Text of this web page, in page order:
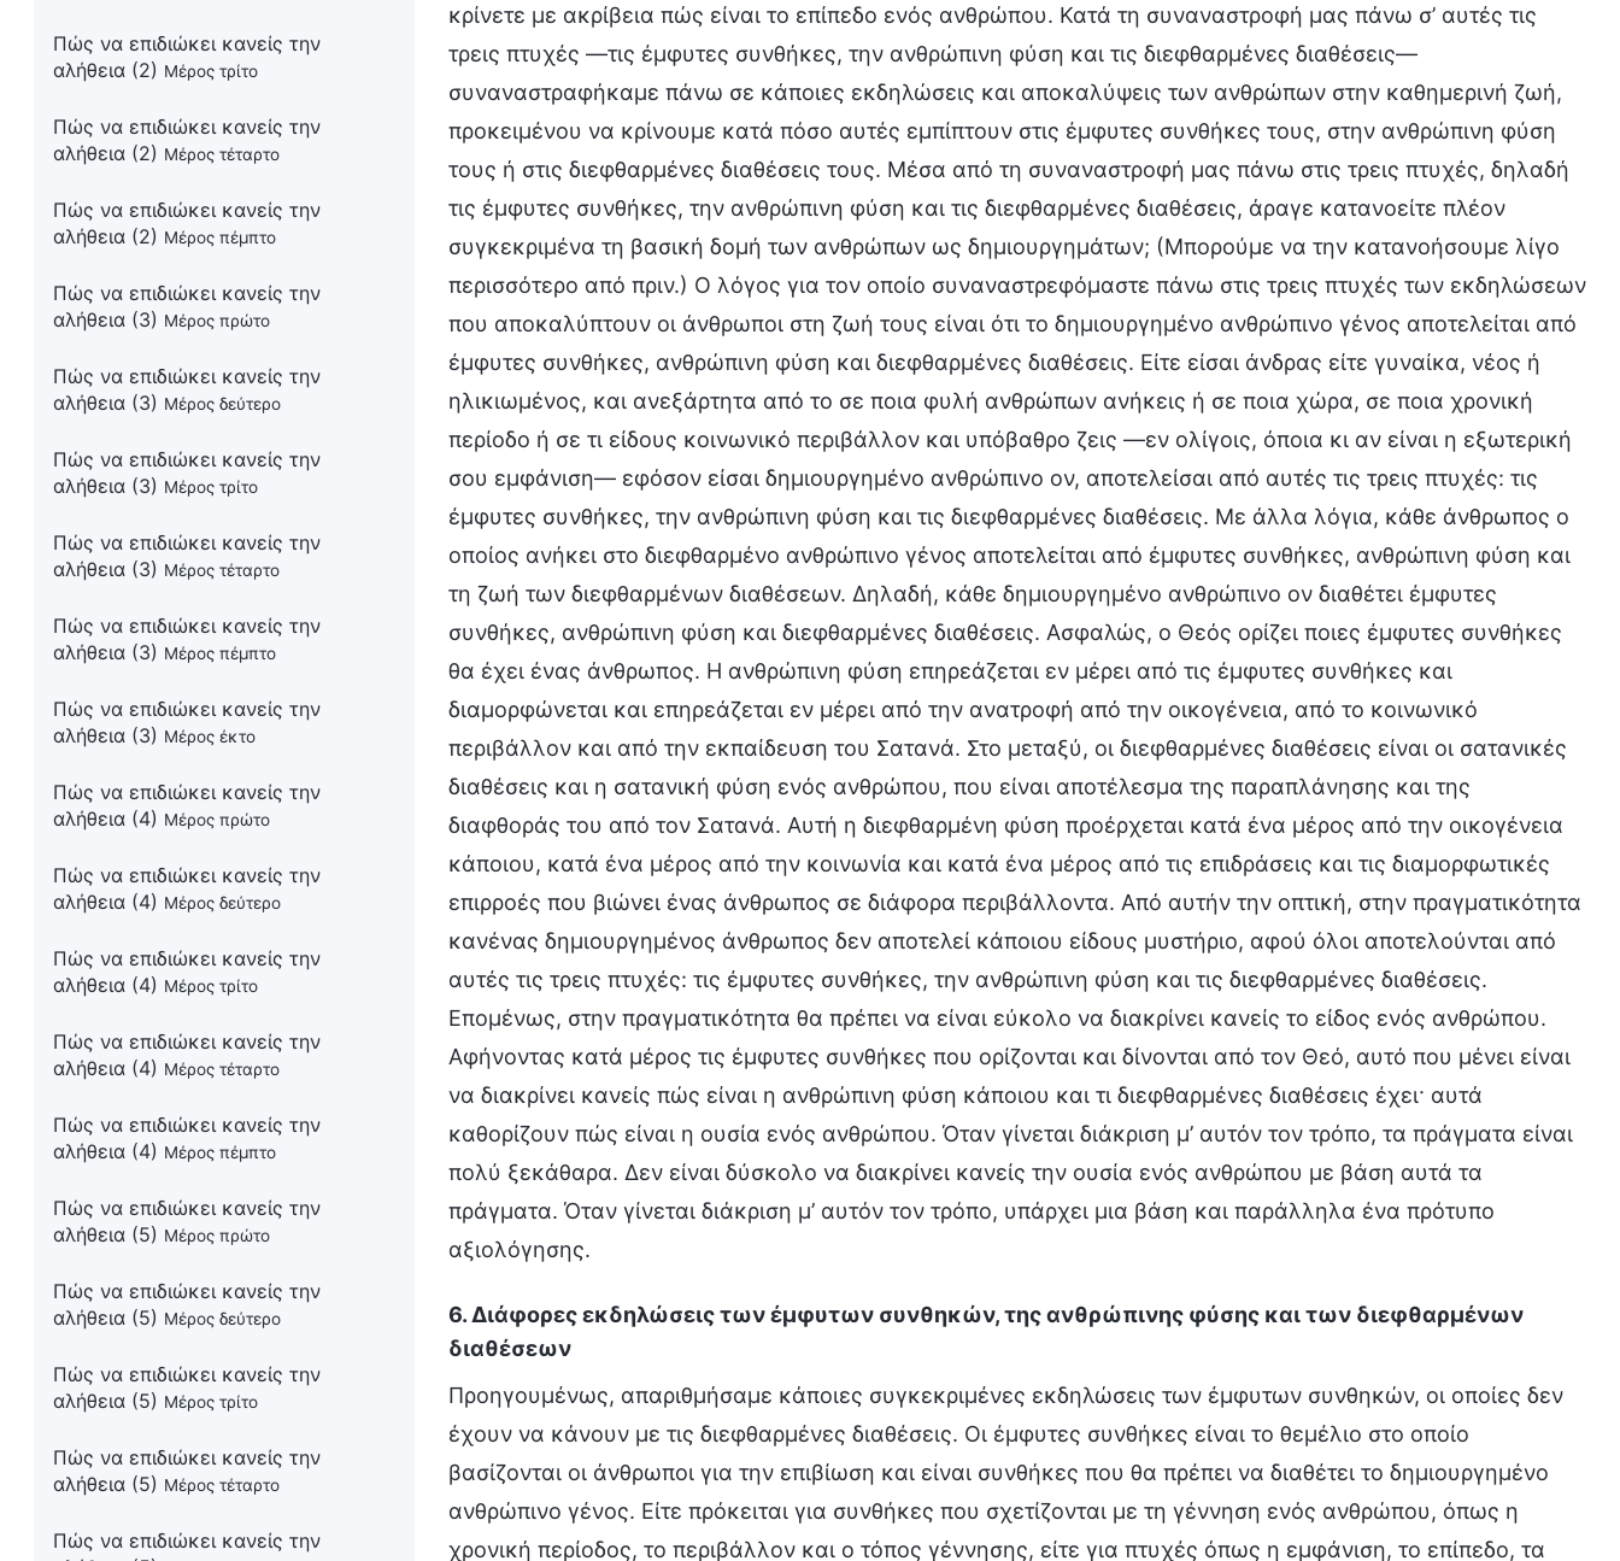
Πώς να επιδιώκει κανείς την
αλήθεια (2) Μέρος τρίτο
Πώς να επιδιώκει κανείς την
αλήθεια (2) Μέρος τέταρτο
Πώς να επιδιώκει κανείς την
αλήθεια (2) Μέρος πέμπτο
Πώς να επιδιώκει κανείς την
αλήθεια (3) Μέρος πρώτο
Πώς να επιδιώκει κανείς την
αλήθεια (3) Μέρος δεύτερο
Πώς να επιδιώκει κανείς την
αλήθεια (3) Μέρος τρίτο
Πώς να επιδιώκει κανείς την
αλήθεια (3) Μέρος τέταρτο
Πώς να επιδιώκει κανείς την
αλήθεια (3) Μέρος πέμπτο
Πώς να επιδιώκει κανείς την
αλήθεια (3) Μέρος έκτο
Πώς να επιδιώκει κανείς την
αλήθεια (4) Μέρος πρώτο
Πώς να επιδιώκει κανείς την
αλήθεια (4) Μέρος δεύτερο
Πώς να επιδιώκει κανείς την
αλήθεια (4) Μέρος τρίτο
Πώς να επιδιώκει κανείς την
αλήθεια (4) Μέρος τέταρτο
Πώς να επιδιώκει κανείς την
αλήθεια (4) Μέρος πέμπτο
Πώς να επιδιώκει κανείς την
αλήθεια (5) Μέρος πρώτο
Πώς να επιδιώκει κανείς την
αλήθεια (5) Μέρος δεύτερο
Πώς να επιδιώκει κανείς την
αλήθεια (5) Μέρος τρίτο
Πώς να επιδιώκει κανείς την
αλήθεια (5) Μέρος τέταρτο
Πώς να επιδιώκει κανείς την
κρίνετε με ακρίβεια πώς είναι το επίπεδο ενός ανθρώπου. Κατά τη συναναστροφή μας πάνω σ’ αυτές τις
τρεις πτυχές —τις έμφυτες συνθήκες, την ανθρώπινη φύση και τις διεφθαρμένες διαθέσεις—
συναναστραφήκαμε πάνω σε κάποιες εκδηλώσεις και αποκαλύψεις των ανθρώπων στην καθημερινή ζωή,
προκειμένου να κρίνουμε κατά πόσο αυτές εμπίπτουν στις έμφυτες συνθήκες τους, στην ανθρώπινη φύση
τους ή στις διεφθαρμένες διαθέσεις τους. Μέσα από τη συναναστροφή μας πάνω στις τρεις πτυχές, δηλαδή
τις έμφυτες συνθήκες, την ανθρώπινη φύση και τις διεφθαρμένες διαθέσεις, άραγε κατανοείτε πλέον
συγκεκριμένα τη βασική δομή των ανθρώπων ως δημιουργημάτων; (Μπορούμε να την κατανοήσουμε λίγο
περισσότερο από πριν.) Ο λόγος για τον οποίο συναναστρεφόμαστε πάνω στις τρεις πτυχές των εκδηλώσεων
που αποκαλύπτουν οι άνθρωποι στη ζωή τους είναι ότι το δημιουργημένο ανθρώπινο γένος αποτελείται από
έμφυτες συνθήκες, ανθρώπινη φύση και διεφθαρμένες διαθέσεις. Είτε είσαι άνδρας είτε γυναίκα, νέος ή
ηλικιωμένος, και ανεξάρτητα από το σε ποια φυλή ανθρώπων ανήκεις ή σε ποια χώρα, σε ποια χρονική
περίοδο ή σε τι είδους κοινωνικό περιβάλλον και υπόβαθρο ζεις —εν ολίγοις, όποια κι αν είναι η εξωτερική
σου εμφάνιση— εφόσον είσαι δημιουργημένο ανθρώπινο ον, αποτελείσαι από αυτές τις τρεις πτυχές: τις
έμφυτες συνθήκες, την ανθρώπινη φύση και τις διεφθαρμένες διαθέσεις. Με άλλα λόγια, κάθε άνθρωπος ο
οποίος ανήκει στο διεφθαρμένο ανθρώπινο γένος αποτελείται από έμφυτες συνθήκες, ανθρώπινη φύση και
τη ζωή των διεφθαρμένων διαθέσεων. Δηλαδή, κάθε δημιουργημένο ανθρώπινο ον διαθέτει έμφυτες
συνθήκες, ανθρώπινη φύση και διεφθαρμένες διαθέσεις. Ασφαλώς, ο Θεός ορίζει ποιες έμφυτες συνθήκες
θα έχει ένας άνθρωπος. Η ανθρώπινη φύση επηρεάζεται εν μέρει από τις έμφυτες συνθήκες και
διαμορφώνεται και επηρεάζεται εν μέρει από την ανατροφή από την οικογένεια, από το κοινωνικό
περιβάλλον και από την εκπαίδευση του Σατανά. Στο μεταξύ, οι διεφθαρμένες διαθέσεις είναι οι σατανικές
διαθέσεις και η σατανική φύση ενός ανθρώπου, που είναι αποτέλεσμα της παραπλάνησης και της
διαφθοράς του από τον Σατανά. Αυτή η διεφθαρμένη φύση προέρχεται κατά ένα μέρος από την οικογένεια
κάποιου, κατά ένα μέρος από την κοινωνία και κατά ένα μέρος από τις επιδράσεις και τις διαμορφωτικές
επιρροές που βιώνει ένας άνθρωπος σε διάφορα περιβάλλοντα. Από αυτήν την οπτική, στην πραγματικότητα
κανένας δημιουργημένος άνθρωπος δεν αποτελεί κάποιου είδους μυστήριο, αφού όλοι αποτελούνται από
αυτές τις τρεις πτυχές: τις έμφυτες συνθήκες, την ανθρώπινη φύση και τις διεφθαρμένες διαθέσεις.
Επομένως, στην πραγματικότητα θα πρέπει να είναι εύκολο να διακρίνει κανείς το είδος ενός ανθρώπου.
Αφήνοντας κατά μέρος τις έμφυτες συνθήκες που ορίζονται και δίνονται από τον Θεό, αυτό που μένει είναι
να διακρίνει κανείς πώς είναι η ανθρώπινη φύση κάποιου και τι διεφθαρμένες διαθέσεις έχει· αυτά
καθορίζουν πώς είναι η ουσία ενός ανθρώπου. Όταν γίνεται διάκριση μ’ αυτόν τον τρόπο, τα πράγματα είναι
πολύ ξεκάθαρα. Δεν είναι δύσκολο να διακρίνει κανείς την ουσία ενός ανθρώπου με βάση αυτά τα
πράγματα. Όταν γίνεται διάκριση μ’ αυτόν τον τρόπο, υπάρχει μια βάση και παράλληλα ένα πρότυπο
αξιολόγησης.
6. Διάφορες εκδηλώσεις των έμφυτων συνθηκών, της ανθρώπινης φύσης και των διεφθαρμένων
διαθέσεων
Προηγουμένως, απαριθμήσαμε κάποιες συγκεκριμένες εκδηλώσεις των έμφυτων συνθηκών, οι οποίες δεν
έχουν να κάνουν με τις διεφθαρμένες διαθέσεις. Οι έμφυτες συνθήκες είναι το θεμέλιο στο οποίο
βασίζονται οι άνθρωποι για την επιβίωση και είναι συνθήκες που θα πρέπει να διαθέτει το δημιουργημένο
ανθρώπινο γένος. Είτε πρόκειται για συνθήκες που σχετίζονται με τη γέννηση ενός ανθρώπου, όπως η
χρονική περίοδος, το περιβάλλον και ο τόπος γέννησης, είτε για πτυχές όπως η εμφάνιση, το επίπεδο, τα